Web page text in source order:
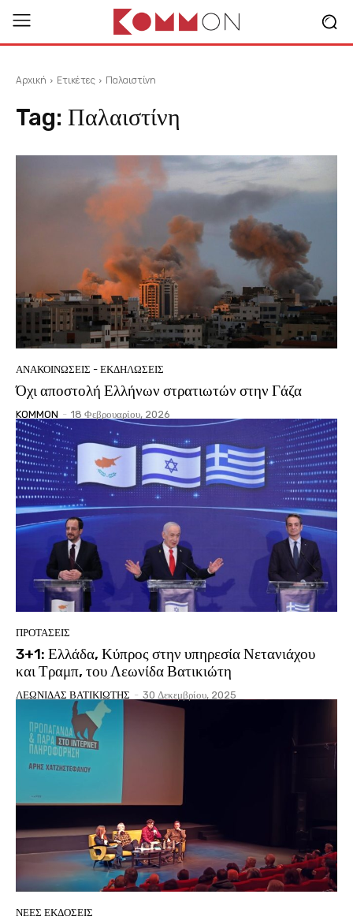
Αρχική Ετικέτες Παλαιστίνη
Tag: Παλαιστίνη
ΑΝΑΚΟΙΝΩΣΕΙΣ - ΕΚΔΗΛΩΣΕΙΣ
Όχι αποστολή Ελλήνων στρατιωτών στην Γάζα
KOMMON - 18 Φεβρουαρίου, 2026
ΠΡΟΤΑΣΕΙΣ
3+1: Ελλάδα, Κύπρος στην υπηρεσία Νετανιάχου
και Τραμπ, του Λεωνίδα Βατικιώτη
ΛΕΩΝΙΔΑΣ ΒΑΤΙΚΙΩΤΗΣ - 30 Δεκεμβρίου, 2025
ΝΈΕΣ ΕΚΔΌΣΕΙΣ